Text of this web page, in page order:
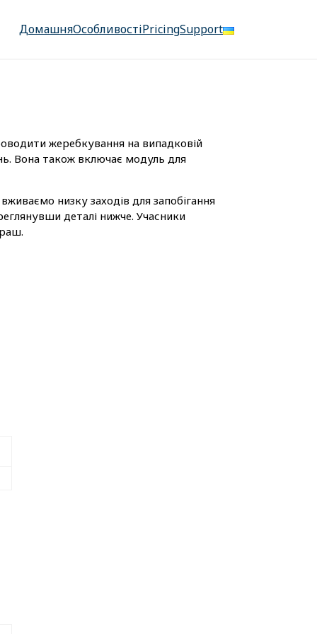
ДомашняОсобливостіPricingSupport
жеребкування на випадковій
Вона також включає модуль для
низку заходів для запобігання
деталі нижче. Учасники